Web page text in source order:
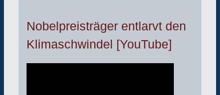
Nobelpreisträger entlarvt den
Klimaschwindel [YouTube]